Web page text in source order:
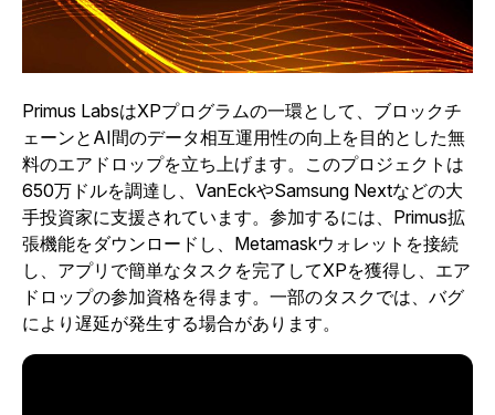
Primus LabsはXPプログラムの一環として、ブロックチ
ェーンとAI間のデータ相互運用性の向上を目的とした無
料のエアドロップを立ち上げます。 このプロジェクトは
650万ドルを調達し、VanEckやSamsung Nextなどの大
手投資家に支援されています。参加するには、Primus拡
張機能をダウンロードし、Metamaskウォレットを接続
し、アプリで簡単なタスクを完了してXPを獲得し、エア
ドロップの参加資格を得ます。一部のタスクでは、バグ
により遅延が発生する場合があります。